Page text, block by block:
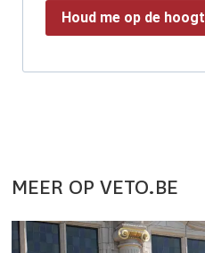
Houd me op de
MEER OP VETO.BE